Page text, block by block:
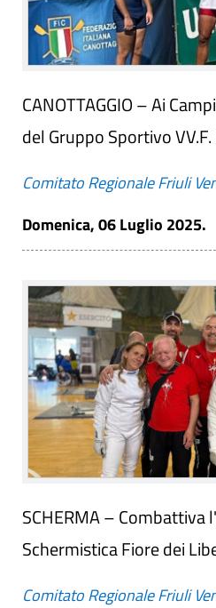
CANOTTAGGIO – Ai
del Gruppo Sportivo
Comitato Regionale Friuli
Domenica, 06 Luglio 2025.
SCHERMA – Combattiva
Schermistica Fiore dei
Comitato Regionale Friuli